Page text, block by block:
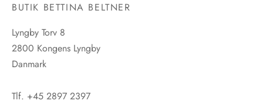
BUTIK BETTINA BELTNER
Lyngby Torv 8
2800 Kongens Lyngby
Danmark
Tlf. +45 2897 2397